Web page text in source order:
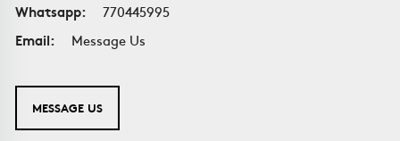
Whatsapp:
770445995
Email:
Message Us
MESSAGE US